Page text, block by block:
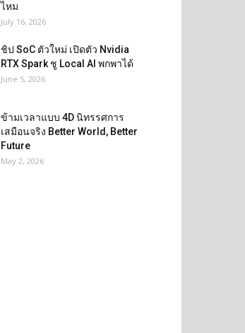
ไหม
July 16, 2026
ชิป SoC ตัวใหม่ เปิดตัว Nvidia
RTX Spark ชู Local AI พกพาได้
June 5, 2026
ข้ามเวลาแบบ 4D นิทรรศการ
เสมือนจริง Better World, Better
Future
May 2, 2026